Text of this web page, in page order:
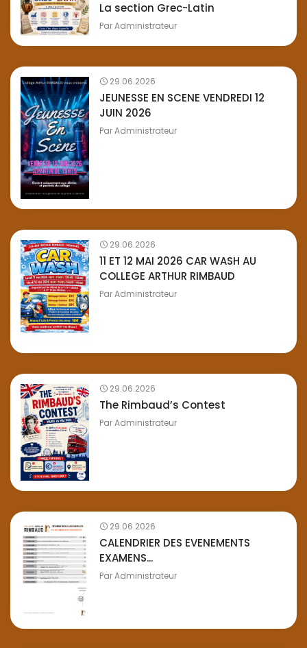
La section Grec-Latin
ParAdministrateur
29.06.2026
JEUNESSE EN SCENE VENDREDI 12
JUIN 2026
ParAdministrateur
29.06.2026
11 ET 12 MAI 2026 CAR WASH AU
COLLEGE ARTHUR RIMBAUD
ParAdministrateur
29.06.2026
The Rimbaud’s Contest
ParAdministrateur
29.06.2026
CALENDRIER DES EVENEMENTS
EXAMENS...
ParAdministrateur